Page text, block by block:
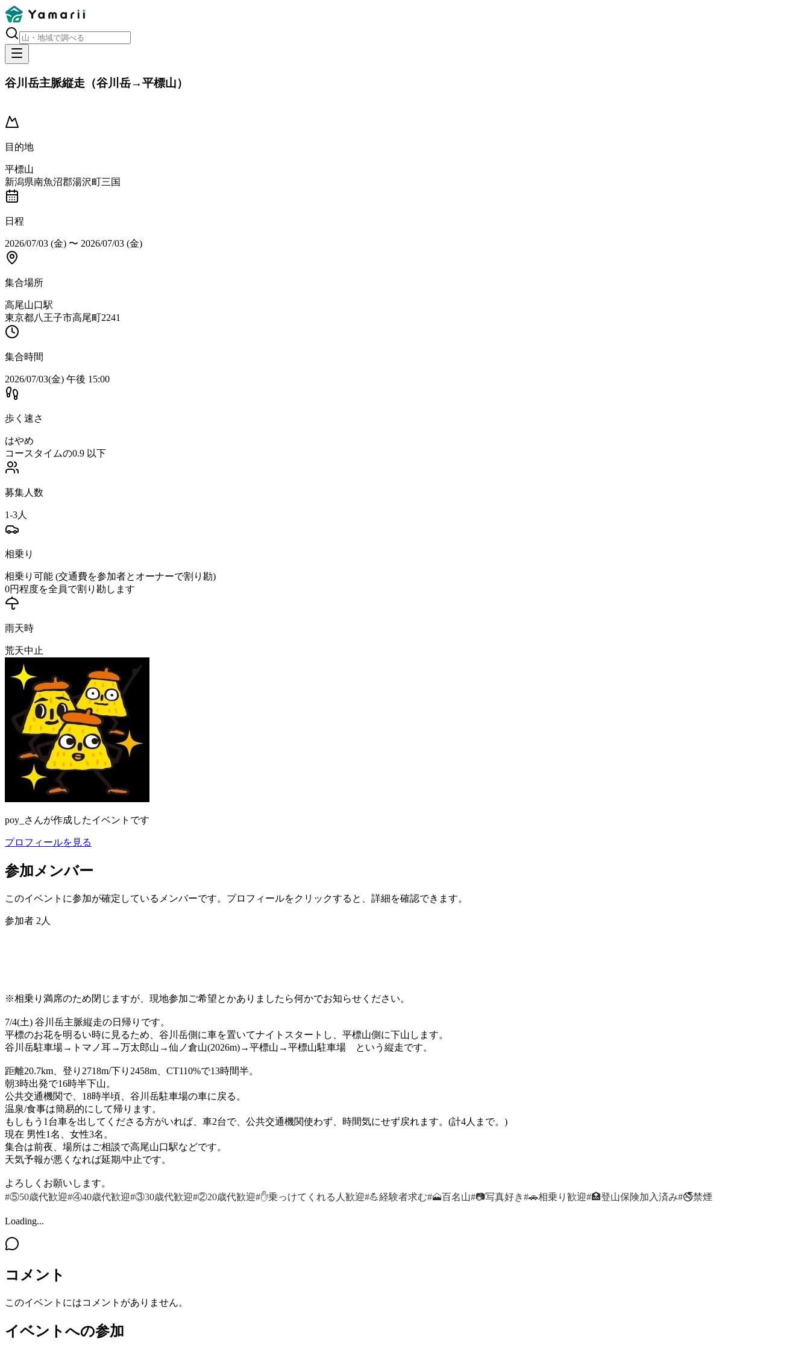
谷川岳主脈縦走（谷川岳→平標山）
目的地
平標山
新潟県南魚沼郡湯沢町三国
日程
2026/07/03 (金) 〜 2026/07/03 (金)
集合場所
高尾山口駅
東京都八王子市高尾町2241
集合時間
2026/07/03(金) 午後 15:00
歩く速さ
はやめ
コースタイムの0.9 以下
募集人数
1-3人
相乗り
相乗り可能 (交通費を参加者とオーナーで割り勘)
0円程度を全員で割り勘します
雨天時
荒天中止
poy_ さんが作成したイベントです
プロフィールを見る
参加メンバー
このイベントに参加が確定しているメンバーです。プロフィールをクリックすると、詳細を確認できます。
参加者 2 人
※相乗り満席のため閉じますが、現地参加ご希望とかありましたら何かでお知らせください。
7/4(土) 谷川岳主脈縦走の日帰りです。
平標のお花を明るい時に見るため、谷川岳側に車を置いてナイトスタートし、平標山側に下山します。
谷川岳駐車場→トマノ耳→万太郎山→仙ノ倉山(2026m)→平標山→平標山駐車場 という縦走です。
距離20.7km、登り2718m/下り2458m、CT110%で13時間半。
朝3時出発で16時半下山。
公共交通機関で、18時半頃、谷川岳駐車場の車に戻る。
温泉/食事は簡易的にして帰ります。
もしもう1台車を出してくださる方がいれば、車2台で、公共交通機関使わず、時間気にせず戻れます。(計4人まで。)
現在 男性1名、女性3名。
集合は前夜、場所はご相談で高尾山口駅などです。
天気予報が悪くなれば延期/中止です。
よろしくお願いします。
#⑤50歳代歓迎#④40歳代歓迎#③30歳代歓迎#②20歳代歓迎#✋乗っけてくれる人歓迎#💪経験者求む#🗻百名山#📷写真好き#🚗相乗り歓迎#🏥登山保険加入済み#🚭禁煙
Loading...
コメント
このイベントにはコメントがありません。
イベントへの参加